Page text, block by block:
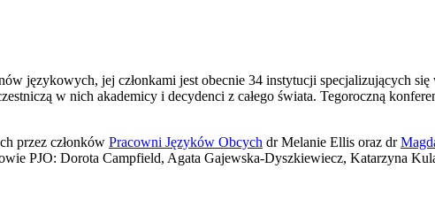
językowych, jej członkami jest obecnie 34 instytucji specjalizujących
w nich akademicy i decydenci z całego świata. Tegoroczną
przez członków Pracowni Języków Obcych dr Melanie Ellis oraz dr
PJO: Dorota Campfield, Agata Gajewska-Dyszkiewiecz, Katarzyna